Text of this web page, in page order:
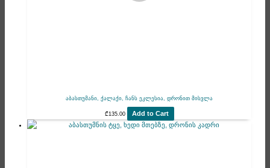
აბასთუმანი, ქალაქი, ჩანს ეკლესია, დრონით მისვლა
₾135.00 Add to Cart